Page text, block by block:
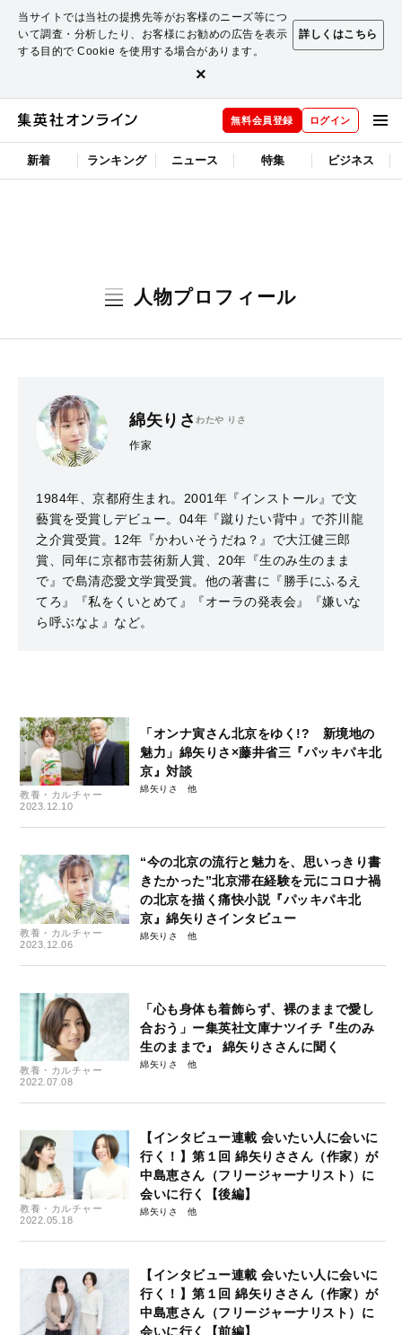
当サイトでは当社の提携先等がお客様のニーズ等につ
いて調査・分析したり、お客様にお勧めの広告を表示
する目的で Cookie を使用する場合があります。
詳しくはこちら
×
無料会員登録 ログイン
新着 ランキング ニュース 特集 ビジネス
人物プロフィール
綿矢りさ わたや りさ
作家
1984年、京都府生まれ。2001年『インストール』で文
藝賞を受賞しデビュー。04年『蹴りたい背中』で芥川龍
之介賞受賞。12年『かわいそうだね？』で大江健三郎
賞、同年に京都市芸術新人賞、20年『生のみ生のまま
で』で島清恋愛文学賞受賞。他の著書に『勝手にふるえ
てろ』『私をくいとめて』『オーラの発表会』『嫌いな
ら呼ぶなよ』など。
教養・カルチャー
2023.12.10
「オンナ寅さん北京をゆく!? 新境地の
魅力」綿矢りさ×藤井省三『パッキパキ北
京』対談
綿矢りさ
教養・カルチャー
2023.12.06
“今の北京の流行と魅力を、思いっきり書
きたかった”北京滞在経験を元にコロナ禍
の北京を描く痛快小説『パッキパキ北
京』綿矢りさインタビュー
綿矢りさ
教養・カルチャー
2022.07.08
「心も身体も着飾らず、裸のままで愛し
合おう」ー集英社文庫ナツイチ『生のみ
生のままで』 綿矢りささんに聞く
綿矢りさ
教養・カルチャー
2022.05.18
【インタビュー連載 会いたい人に会いに
行く！】第１回 綿矢りささん（作家）が
中島恵さん（フリージャーナリスト）に
会いに行く【後編】
綿矢りさ
【インタビュー連載 会いたい人に会いに
行く！】第１回 綿矢りささん（作家）が
中島恵さん（フリージャーナリスト）に
会いに行く【前編】